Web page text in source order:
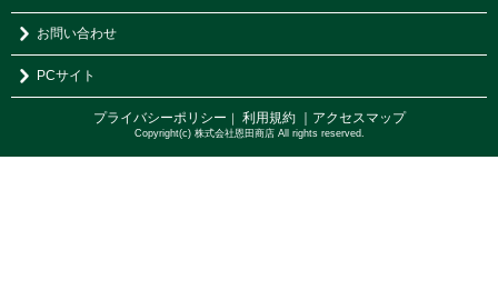
お問い合わせ
PCサイト
プライバシーポリシー ｜ 利用規約 ｜アクセスマップ
Copyright(c) 株式会社恩田商店 All rights reserved.